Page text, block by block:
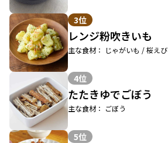
3位
レンジ粉吹きいも
主な食材： じゃがいも / 桜えび
4位
たたきゆでごぼう
主な食材： ごぼう
5位